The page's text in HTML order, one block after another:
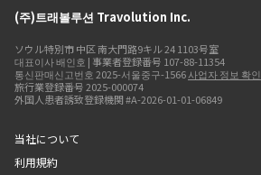
(주)트래볼루션 Travolution Inc.
ソウル特別市 中区 南大門路9キル 24 1103号室
대표이사 배인호 | 事業者登録番号 107-88-11354
통신판매신고번호 2025-서울중구-1566사업자 정보 확인
旅行業登録番号 2025-000074
外国人患者誘致登録機関 #A-2026-01-01-06849
当社について
利用規約